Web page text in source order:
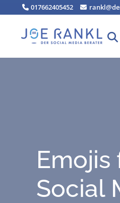
Inhalt
springen
017662405452
Emo­jis
Social